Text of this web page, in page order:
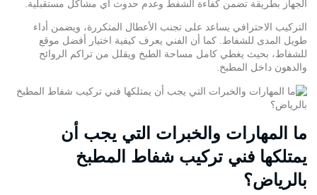
الجهاز بطريقة تضمن كفاءة الشفط وعدم حدوث أي مشاكل مستقبلية.
التركيب الاحترافي يساعد على تجنب الأعطال المتكررة، ويضمن أداء
طويل المدى للشفاط. كما أن الفني يعرف كيفية اختيار أفضل موقع
للشفاط، بحيث يغطي كامل مساحة الطبخ ويقلل من تراكم الروائح
والدهون داخل المطبخ.
ما المهارات والخبرات التي يجب أن
يمتلكها فني تركيب شفاط المطبخ
بالرياض؟